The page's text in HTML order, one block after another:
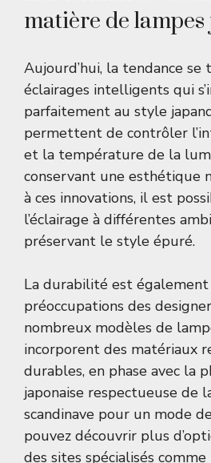
matière de
Aujourd’hui, la tendance se
éclairages intelligents qui
parfaitement au style
permettent de contrôler
et la température de la
conservant une esthétique
à ces innovations, il est
l’éclairage à différentes
préservant le style épuré.
La durabilité est
préoccupations des
nombreux modèles de
incorporent des matériaux
durables, en phase avec la
japonaise respectueuse de
scandinave pour un mode
pouvez découvrir plus
des sites spécialisés comme